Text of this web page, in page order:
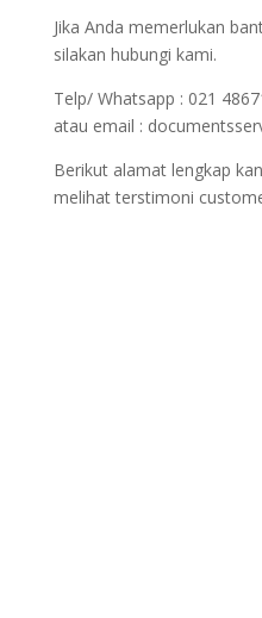
Jika Anda memerlukan
silakan hubungi kami.
Telp/ Whatsapp : 021
atau email :
Berikut alamat lengkap
melihat terstimoni